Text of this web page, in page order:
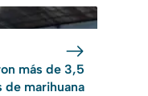
más de 3,5
de marihuana